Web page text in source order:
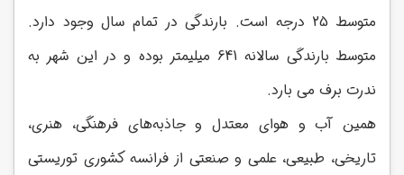
متوسط 25 درجه است. بارندگی در تمام سال وجود دارد.
متوسط بارندگی سالانه 641 میلیمتر بوده و در این شهر به
ندرت برف می بارد.
همین آب و هوای معتدل و جاذبه‌های فرهنگی، هنری،
تاریخی، طبیعی، علمی و صنعتی از فرانسه کشوری توریستی